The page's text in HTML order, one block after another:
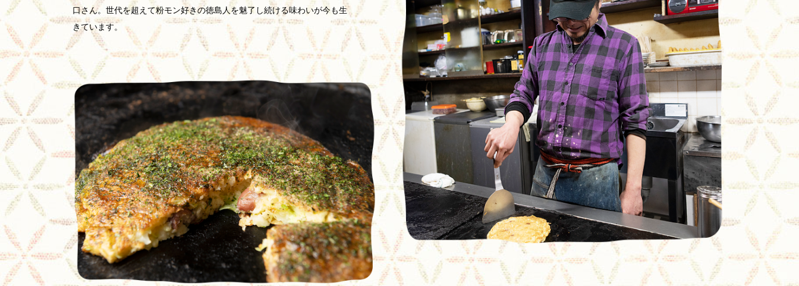
口さん。世代を超えて粉モン好きの徳島人を魅了し続ける味わいが今も生
きています。